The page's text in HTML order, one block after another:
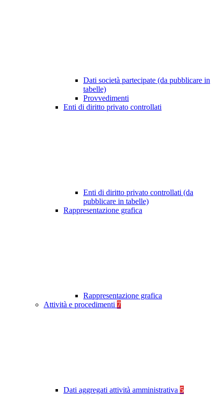
Dati società partecipate (da pubblicare in
tabelle)
Provvedimenti
Enti di diritto privato controllati
Enti di diritto privato controllati (da
pubblicare in tabelle)
Rappresentazione grafica
Rappresentazione grafica
Attività e procedimenti 7
Dati aggregati attività amministrativa 5